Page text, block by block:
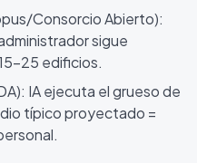
Consorcio Abierto):
sigue
25 edificios.
IA ejecuta el grueso de
típico proyectado =